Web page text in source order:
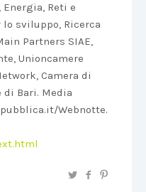
Reti e
sviluppo, Ricerca
Partners SIAE,
Unioncamere
Camera di
di Bari. Media
Webnotte.